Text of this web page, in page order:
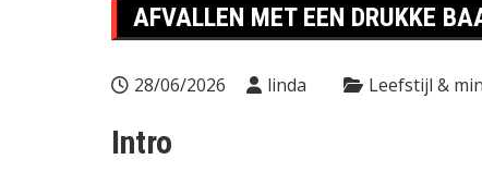
AFVALLEN MET EEN DRUKKE
28/06/2026 linda Leefstijl &
Intro